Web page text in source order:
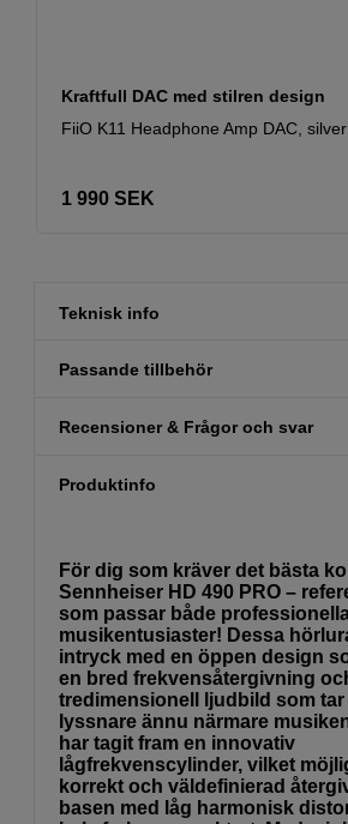
Kraftfull DAC med stilren design
FiiO K11 Headphone Amp DAC, silver
1 990 SEK
Teknisk info
Passande tillbehör
Recensioner & Frågor och svar
Produktinfo
För dig som kräver det bästa
Sennheiser HD 490 PRO –
som passar både
musikentusiaster! Dessa
intryck med en öppen design
en bred frekvensåtergivning
tredimensionell ljudbild som
lyssnare ännu närmare
har tagit fram en innovativ
lågfrekvenscylinder, vilket
korrekt och väldefinierad
basen med låg harmonisk